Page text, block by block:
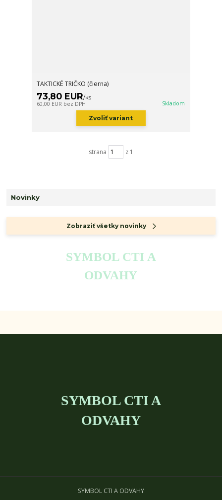
TAKTICKÉ TRIČKO (čierna)
73,80 EUR/ks
60,00 EUR bez DPH Skladom
Zvoliť variant
strana z 1
Novinky
Zobraziť všetky novinky
SYMBOL CTI A
ODVAHY
SYMBOL CTI A
ODVAHY
SYMBOL CTI A ODVAHY